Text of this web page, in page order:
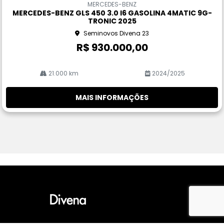
rtil
MERCEDES-BENZ
MERCEDES-BENZ GLS 450 3.0 I6 GASOLINA 4MATIC 9G-
TRONIC 2025
Seminovos Divena 23
R$ 930.000,00
21.000 km 2024/2025
MAIS INFORMAÇÕES